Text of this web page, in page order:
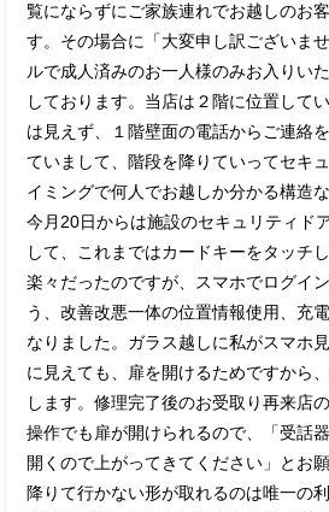
覧にならずにご家族連れでお越しのお
す。その場合に「大変申し訳ございま
ルで成人済みのお一人様のみお入りい
しております。当店は２階に位置して
は見えず、１階壁面の電話からご連絡
ていまして、階段を降りていってセキ
イミングで何人でお越しか分かる構造な
今月20日からは施設のセキュリティド
して、これまではカードキーをタッチ
楽々だったのですが、スマホでログイ
う、改善改悪一体の位置情報使用、充
なりました。ガラス越しに私がスマホ
に見えても、扉を開けるためですから
します。修理完了後のお受取り再来店
操作でも扉が開けられるので、「受話
開くので上がってきてください」とお
降りて行かない形が取れるのは唯一の利